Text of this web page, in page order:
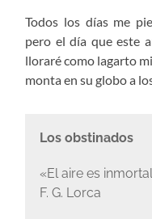
Todos los días me
pero el día que este
lloraré como lagarto
monta en su globo a
Los obstinados
«El aire es
F. G. Lorca